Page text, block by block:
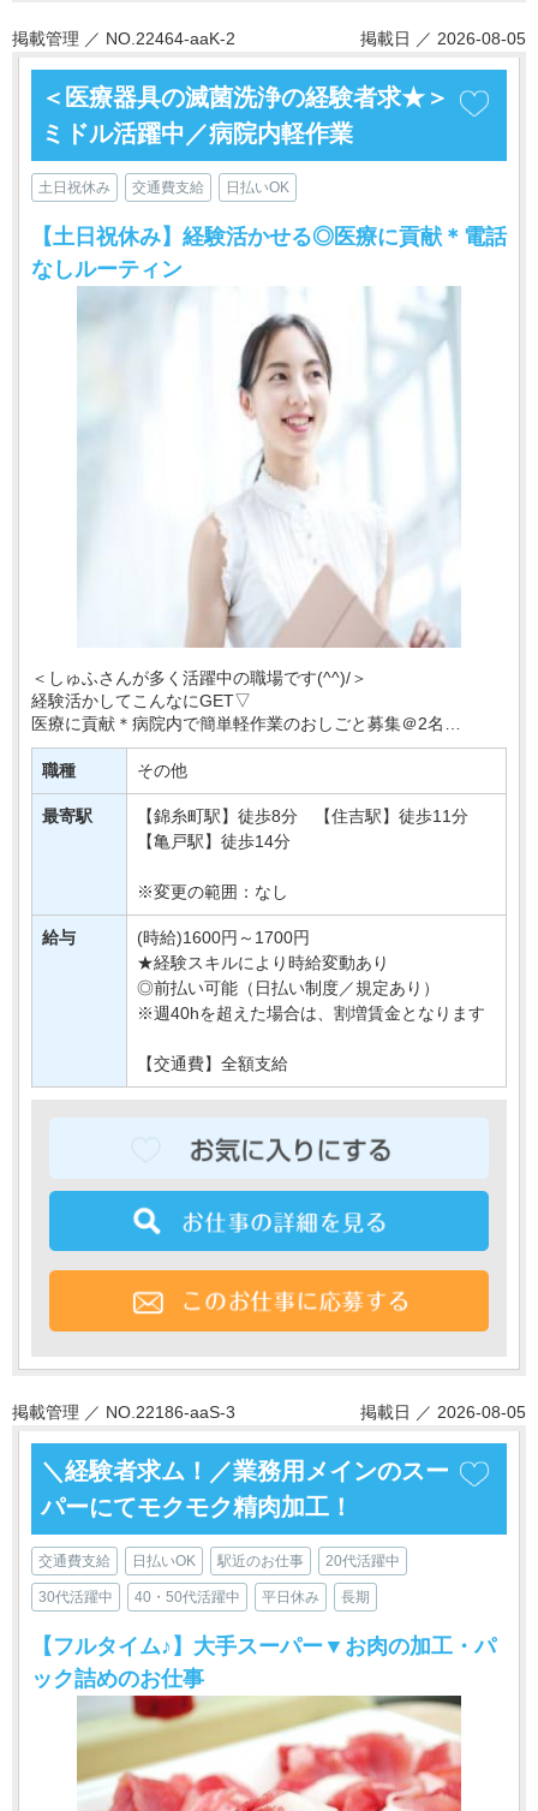
掲載管理 ／ NO.22464-aaK-2 掲載日 ／ 2026-08-05
＜医療器具の滅菌洗浄の経験者求★＞
ミドル活躍中／病院内軽作業
土日祝休み 交通費支給 日払いOK
【土日祝休み】経験活かせる◎医療に貢献＊電話
なしルーティン
＜しゅふさんが多く活躍中の職場です(^^)/＞
経験活かしてこんなにGET▽
医療に貢献＊病院内で簡単軽作業のおしごと募集＠2名
「せっかくなら社会に貢献したい！」
「軽作業で探しているけど土日祝休みがいい」・・・
職種 その他
最寄駅
【錦糸町駅】徒歩8分 【住吉駅】徒歩11分
【亀戸駅】徒歩14分
※変更の範囲：なし
給与
(時給)1600円～1700円
★経験スキルにより時給変動あり
◎前払い可能（日払い制度／規定あり）
※週40hを超えた場合は、割増賃金となります
【交通費】全額支給
掲載管理 ／ NO.22186-aaS-3 掲載日 ／ 2026-08-05
＼経験者求ム！／業務用メインのスー
パーにてモクモク精肉加工！
交通費支給 日払いOK 駅近のお仕事 20代活躍中
30代活躍中 40・50代活躍中 平日休み 長期
【フルタイム♪】大手スーパー▼お肉の加工・パ
ック詰めのお仕事